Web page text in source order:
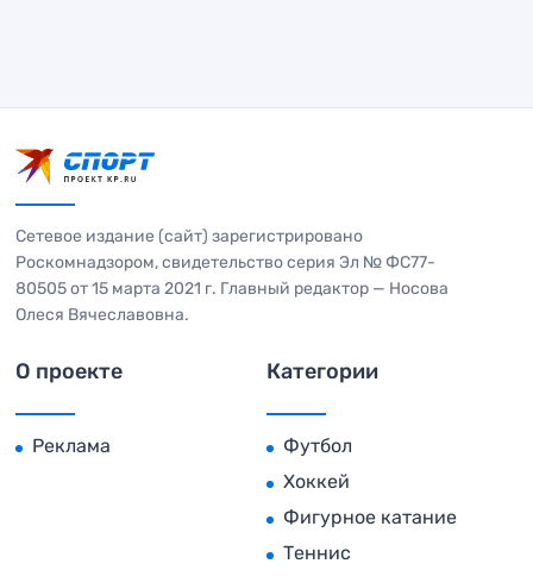
Сетевое издание (сайт) зарегистрировано
Роскомнадзором, свидетельство серия Эл № ФС77-
80505 от 15 марта 2021 г. Главный редактор — Носова
Олеся Вячеславовна.
О проекте
Реклама
Категории
Футбол
Хоккей
Фигурное катание
Теннис